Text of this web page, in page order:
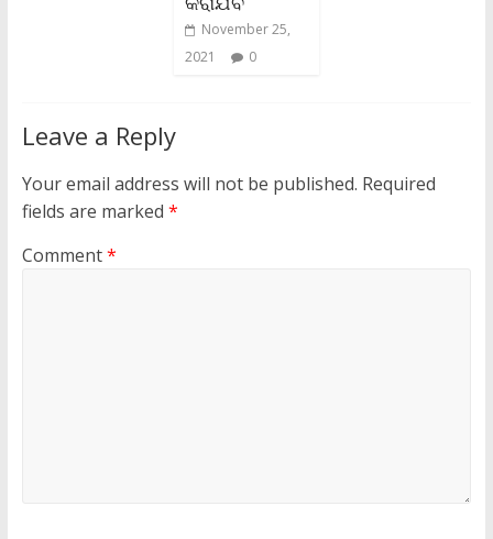
November 25,
2021
0
Leave a Reply
Your email address will not be published. Required
fields are marked *
Comment*